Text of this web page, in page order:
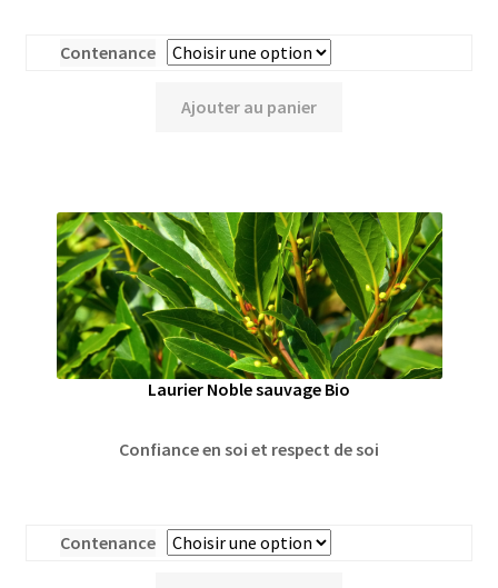
Contenance
Ajouter au panier
Laurier Noble sauvage Bio
Confiance en soi et respect de soi
Contenance